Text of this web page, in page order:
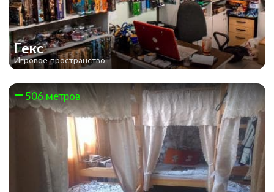
Гекс
Игровое пространство
506 метров